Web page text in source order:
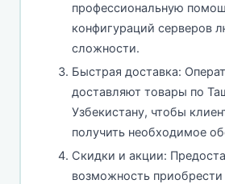
профессиональную
конфигураций серверов
сложности.
Быстрая доставка:
доставляют товары по
Узбекистану, чтобы
получить необходимое
Скидки и акции:
возможность приобрести